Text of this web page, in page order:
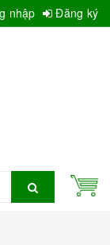
nhập Đăng ký